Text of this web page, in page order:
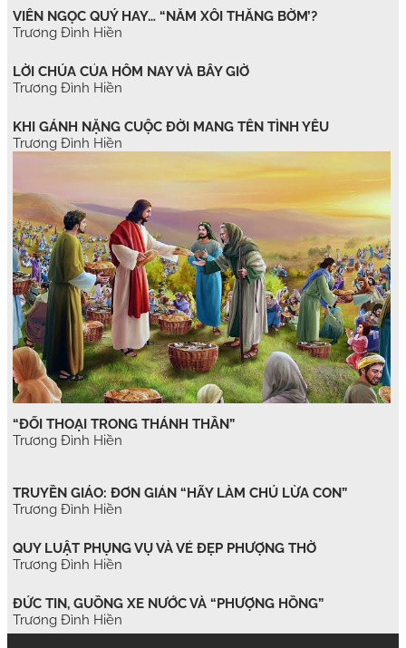
VIÊN NGỌC QUÝ HAY… “NẮM XÔI THẰNG BỜM’?
Trương Đình Hiền
LỜI CHÚA CỦA HÔM NAY VÀ BÂY GIỜ
Trương Đình Hiền
KHI GÁNH NẶNG CUỘC ĐỜI MANG TÊN TÌNH YÊU
Trương Đình Hiền
“ĐỐI THOẠI TRONG THÁNH THẦN”
Trương Đình Hiền
TRUYỀN GIÁO: ĐƠN GIẢN “HÃY LÀM CHÚ LỪA CON”
Trương Đình Hiền
QUY LUẬT PHỤNG VỤ VÀ VẺ ĐẸP PHƯỢNG THỜ
Trương Đình Hiền
ĐỨC TIN, GUỒNG XE NƯỚC VÀ “PHƯỢNG HỒNG”
Trương Đình Hiền